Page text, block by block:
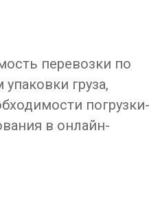
перевозки по
груза,
погрузки-
в онлайн-